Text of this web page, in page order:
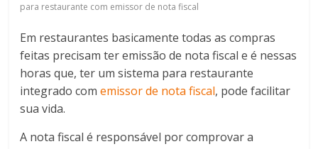
para restaurante com emissor de nota fiscal
Em restaurantes basicamente todas as compras
feitas precisam ter emissão de nota fiscal e é nessas
horas que, ter um sistema para restaurante
integrado comemissor de nota fiscal, pode facilitar
sua vida.
A nota fiscal é responsável por comprovar a